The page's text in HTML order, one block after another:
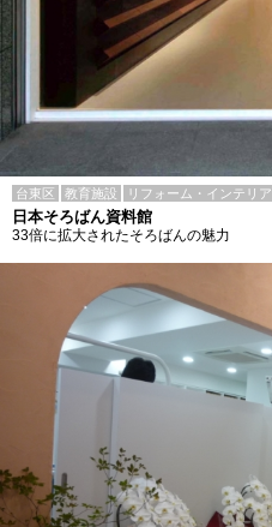
台東区 教育施設 リフォーム・インテリア
日本そろばん資料館
33倍に拡大されたそろばんの魅力